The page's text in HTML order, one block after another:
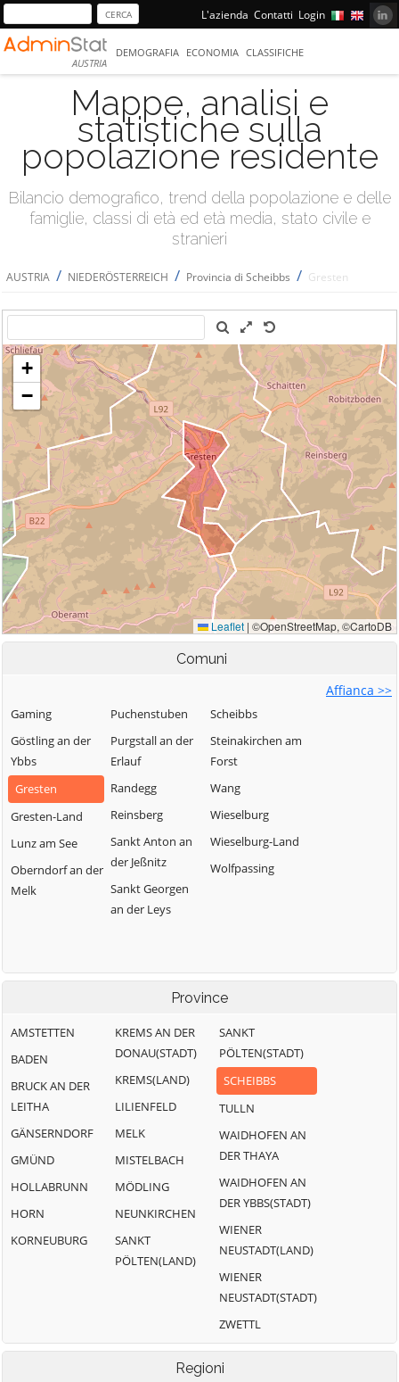
L'azienda Contatti Login
AUSTRIA
DEMOGRAFIA ECONOMIA CLASSIFICHE
Mappe, analisi e
statistiche sulla
popolazione residente
Bilancio demografico, trend della popolazione e delle
famiglie, classi di età ed età media, stato civile e
stranieri
AUSTRIA / NIEDERÖSTERREICH / Provincia di Scheibbs / Gresten
Comuni
Affianca >>
Gaming
Göstling an der
Ybbs
Gresten
Gresten-Land
Lunz am See
Oberndorf an der
Melk
Puchenstuben
Purgstall an der
Erlauf
Randegg
Reinsberg
Sankt Anton an
der Jeßnitz
Sankt Georgen
an der Leys
Scheibbs
Steinakirchen am
Forst
Wang
Wieselburg
Wieselburg-Land
Wolfpassing
Province
AMSTETTEN
BADEN
BRUCK AN DER
LEITHA
GÄNSERNDORF
GMÜND
HOLLABRUNN
HORN
KORNEUBURG
KREMS AN DER
DONAU(STADT)
KREMS(LAND)
LILIENFELD
MELK
MISTELBACH
MÖDLING
NEUNKIRCHEN
SANKT
PÖLTEN(LAND)
SANKT
PÖLTEN(STADT)
SCHEIBBS
TULLN
WAIDHOFEN AN
DER THAYA
WAIDHOFEN AN
DER YBBS(STADT)
WIENER
NEUSTADT(LAND)
WIENER
NEUSTADT(STADT)
ZWETTL
Regioni